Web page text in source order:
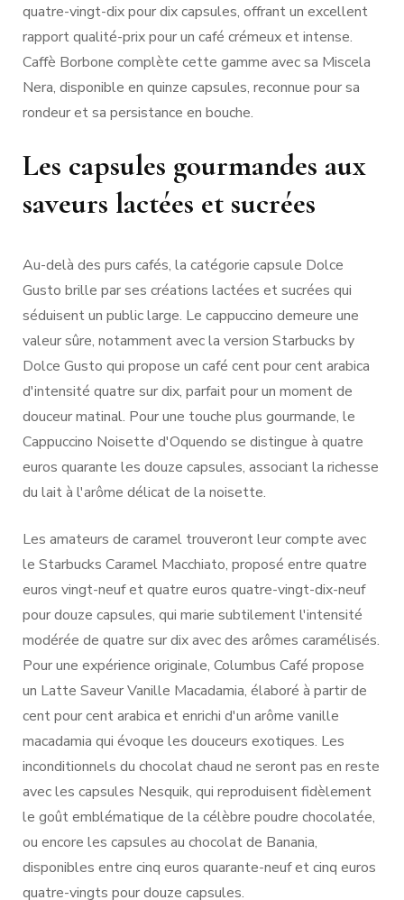
quatre-vingt-dix pour dix capsules, offrant un excellent
rapport qualité-prix pour un café crémeux et intense.
Caffè Borbone complète cette gamme avec sa Miscela
Nera, disponible en quinze capsules, reconnue pour sa
rondeur et sa persistance en bouche.
Les capsules gourmandes aux
saveurs lactées et sucrées
Au-delà des purs cafés, la catégorie capsule Dolce
Gusto brille par ses créations lactées et sucrées qui
séduisent un public large. Le cappuccino demeure une
valeur sûre, notamment avec la version Starbucks by
Dolce Gusto qui propose un café cent pour cent arabica
d'intensité quatre sur dix, parfait pour un moment de
douceur matinal. Pour une touche plus gourmande, le
Cappuccino Noisette d'Oquendo se distingue à quatre
euros quarante les douze capsules, associant la richesse
du lait à l'arôme délicat de la noisette.
Les amateurs de caramel trouveront leur compte avec
le Starbucks Caramel Macchiato, proposé entre quatre
euros vingt-neuf et quatre euros quatre-vingt-dix-neuf
pour douze capsules, qui marie subtilement l'intensité
modérée de quatre sur dix avec des arômes caramélisés.
Pour une expérience originale, Columbus Café propose
un Latte Saveur Vanille Macadamia, élaboré à partir de
cent pour cent arabica et enrichi d'un arôme vanille
macadamia qui évoque les douceurs exotiques. Les
inconditionnels du chocolat chaud ne seront pas en reste
avec les capsules Nesquik, qui reproduisent fidèlement
le goût emblématique de la célèbre poudre chocolatée,
ou encore les capsules au chocolat de Banania,
disponibles entre cinq euros quarante-neuf et cinq euros
quatre-vingts pour douze capsules.